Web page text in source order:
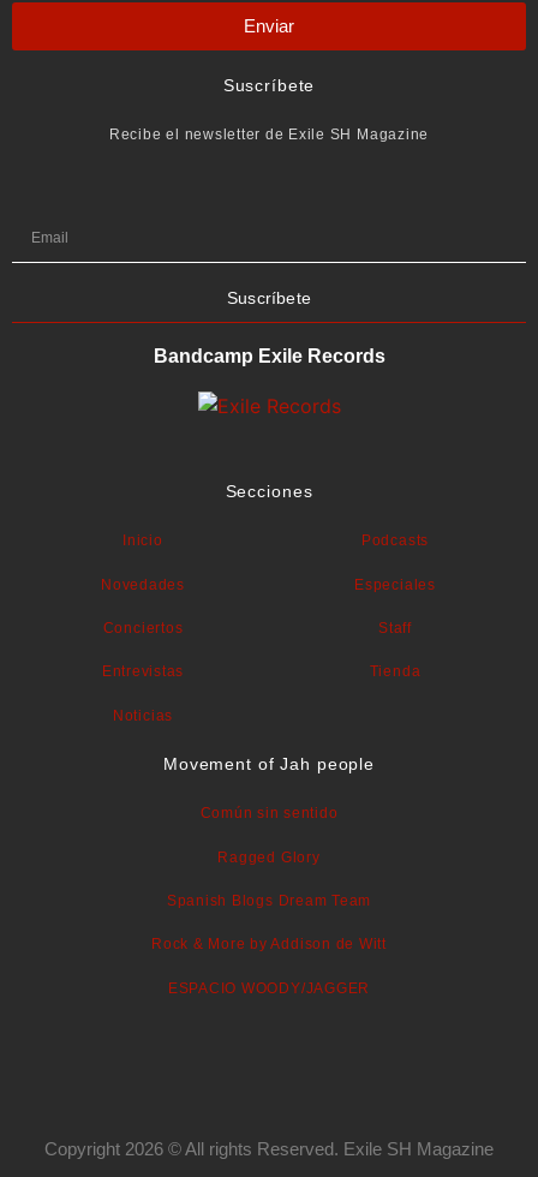
Enviar
Suscríbete
Recibe el newsletter de Exile SH Magazine
Suscríbete
Bandcamp Exile Records
Secciones
Inicio
Novedades
Conciertos
Entrevistas
Noticias
Podcasts
Especiales
Staff
Tienda
Movement of Jah people
Común sin sentido
Ragged Glory
Spanish Blogs Dream Team
Rock & More by Addison de Witt
ESPACIO WOODY/JAGGER
Copyright 2026 © All rights Reserved. Exile SH Magazine